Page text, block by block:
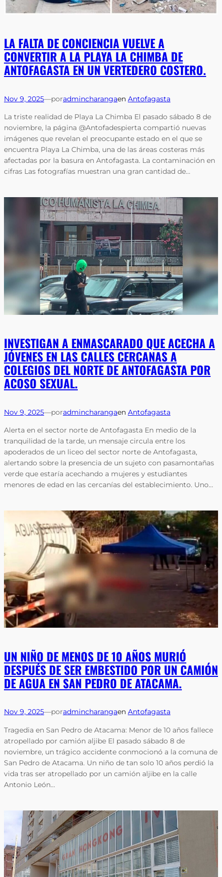
LA FALTA DE CONCIENCIA VUELVE A
CONVERTIR A LA PLAYA LA CHIMBA DE
ANTOFAGASTA EN UN VERTEDERO COSTERO.
Nov 9, 2025—poradmincharangaen Antofagasta
La triste realidad de Playa La Chimba El pasado sábado 8 de
noviembre, la página @Antofadespierta compartió nuevas
imágenes que revelan el preocupante estado en el que se
encuentra Playa La Chimba, una de las áreas costeras más
afectadas por la basura en Antofagasta. La contaminación en
cifras Las fotografías muestran una gran cantidad de…
INVESTIGAN A ENMASCARADO QUE ACECHA A
JÓVENES EN LAS CALLES CERCANAS A
COLEGIOS DEL NORTE DE ANTOFAGASTA POR
ACOSO SEXUAL.
Nov 9, 2025—poradmincharangaen Antofagasta
Alerta en el sector norte de Antofagasta En medio de la
tranquilidad de la tarde, un mensaje circula entre los
apoderados de un liceo del sector norte de Antofagasta,
alertando sobre la presencia de un sujeto con pasamontañas
verde que estaría acechando a mujeres y estudiantes
menores de edad en las cercanías del establecimiento. Uno…
UN NIÑO DE MENOS DE 10 AÑOS MURIÓ
DESPUÉS DE SER EMBESTIDO POR UN CAMIÓN
DE AGUA EN SAN PEDRO DE ATACAMA.
Nov 9, 2025—poradmincharangaen Antofagasta
Tragedia en San Pedro de Atacama: Menor de 10 años fallece
atropellado por camión aljibe El pasado sábado 8 de
noviembre, un trágico accidente conmocionó a la comuna de
San Pedro de Atacama. Un niño de tan solo 10 años perdió la
vida tras ser atropellado por un camión aljibe en la calle
Antonio León…